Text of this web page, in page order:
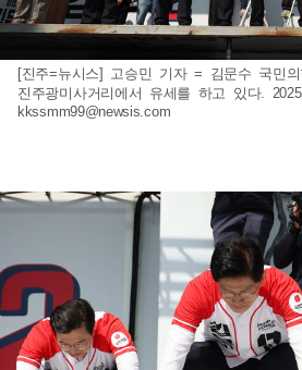
[진주=뉴시스] 고승민 기자 = 김문수 국민
진주광미사거리에서 유세를 하고 있다.
kkssmm99@newsis.com